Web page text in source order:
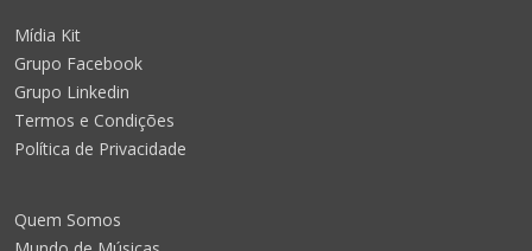
Mídia Kit
Grupo Facebook
Grupo Linkedin
Termos e Condições
Política de Privacidade
Quem Somos